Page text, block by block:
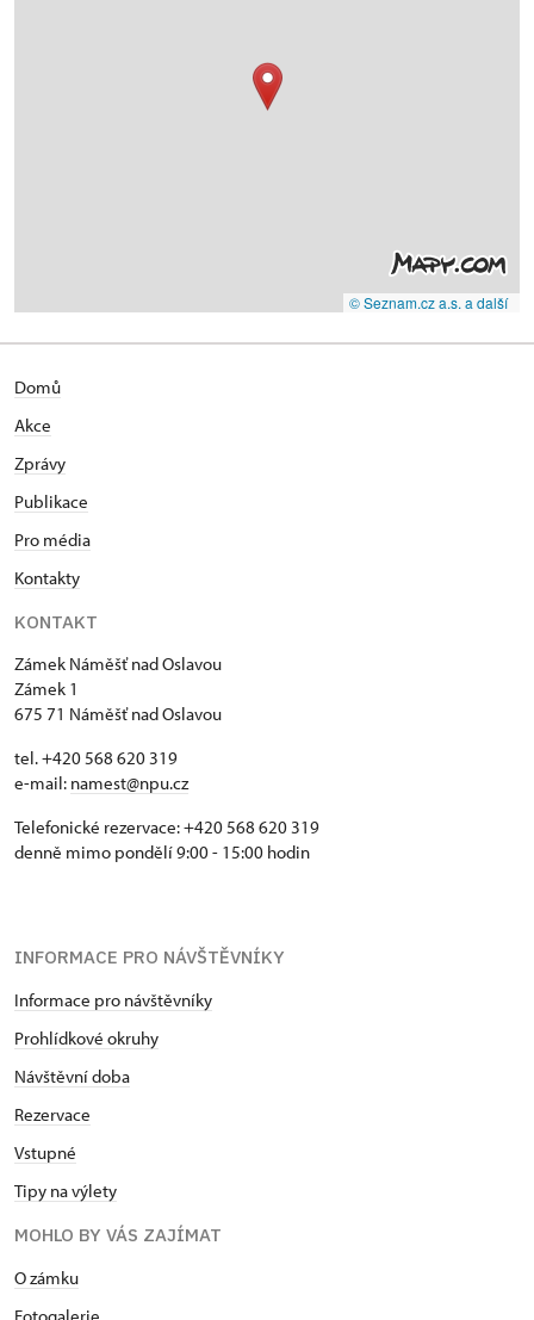
© Seznam.cz a.s. a další
Domů
Akce
Zprávy
Publikace
Pro média
Kontakty
KONTAKT
Zámek Náměšť nad Oslavou
Zámek 1
675 71 Náměšť nad Oslavou
tel. +420 568 620 319
e-mail: namest@npu.cz
Telefonické rezervace: +420 568 620 319
denně mimo pondělí 9:00 - 15:00 hodin
INFORMACE PRO NÁVŠTĚVNÍKY
Informace pro návštěvníky
Prohlídkové okruhy
Návštěvní doba
Rezervace
Vstupné
Tipy na výlety
MOHLO BY VÁS ZAJÍMAT
O zámku